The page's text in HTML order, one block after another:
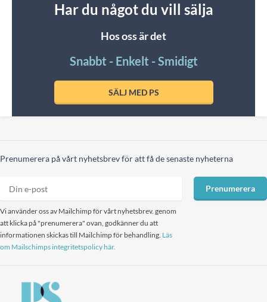
Har du något du vill sälja
Hos oss är det
Snabbt - Enkelt - Smidigt
SÄLJ MED PS
Prenumerera på vårt nyhetsbrev för att få de senaste nyheterna
Vi använder oss av Mailchimp för vårt nyhetsbrev. genom
att klicka på "prenumerera" ovan, godkänner du att
informationen skickas till Mailchimp för behandling. Läs
om Mailschimps integritetspolicy här.
Prenumerera